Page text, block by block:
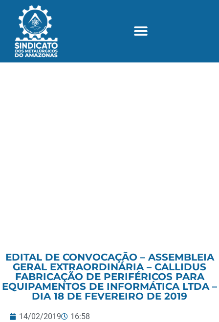
EDITAL DE CONVOCAÇÃO – ASSEMBLEIA
GERAL EXTRAORDINÁRIA – CALLIDUS
FABRICAÇÃO DE PERIFÉRICOS PARA
EQUIPAMENTOS DE INFORMÁTICA LTDA –
DIA 18 DE FEVEREIRO DE 2019
14/02/2019 16:58